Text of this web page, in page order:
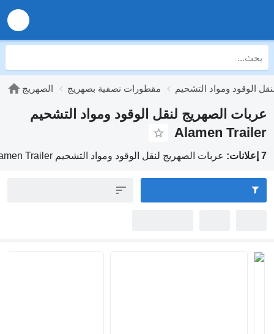
الصهريج مقطورات نصفية بصهريج الوقود ومواد التشحيم
عربات الصهريج لنقل الوقود ومواد التشحيم
Alamen Trailer
7 إعلانات: عربات الصهريج لنقل الوقود ومواد التشحيم Alamen Trailer